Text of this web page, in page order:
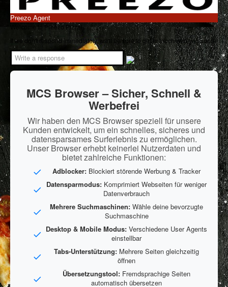
Preezo Agent
Welcome to Preezo Pizza!
If we don't respond immediately, we'll be sure to get in touch with you soon.
MCS Browser – Sicher, Schnell &
Werbefrei
Wir haben den MCS Browser speziell für unsere
Kunden entwickelt, um ein schnelles, sicheres und
datensparsames Surferlebnis zu ermöglichen.
Unser Browser erhebt keinerlei Nutzerdaten und
bietet zahlreiche Funktionen:
Adblocker: Blockiert störende Werbung & Tracker
Datensparmodus: Komprimiert Webseiten für weniger
Datenverbrauch
Mehrere Suchmaschinen: Wähle deine bevorzugte
Suchmaschine
Desktop & Mobile Modus: Verschiedene User Agents
einstellbar
Tabs-Unterstützung: Mehrere Seiten gleichzeitig
öffnen
Übersetzungstool: Fremdsprachige Seiten
automatisch übersetzen